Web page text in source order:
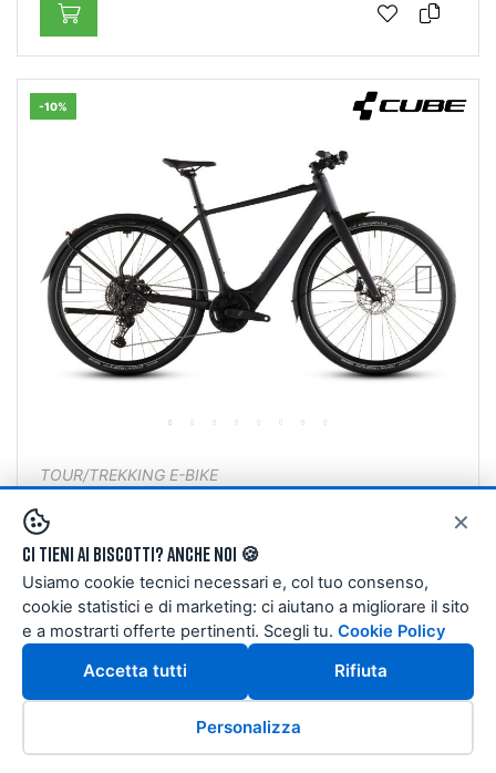
-10%
TOUR/TREKKING E-BIKE
´PRISM
2.649,00 € 2.384,10 €
POSSIBILITÀ DI FINANZIAMENTI AGOSANCHE
A DISTANZA
50cm 54cm
×
Ci tieni ai biscotti? Anche noi 🍪
Usiamo cookie tecnici necessari e, col tuo consenso,
cookie statistici e di marketing: ci aiutano a migliorare il sito
e a mostrarti offerte pertinenti. Scegli tu. Cookie Policy
Accetta tutti Rifiuta
Personalizza